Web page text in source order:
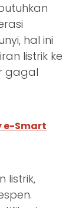
hal ini
listrik ke
gagal
e-Smart
listrik,